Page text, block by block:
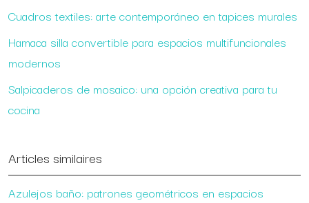
Cuadros textiles: arte contemporáneo en tapices murales
Hamaca silla convertible para espacios multifuncionales
modernos
Salpicaderos de mosaico: una opción creativa para tu
cocina
Articles similaires
Azulejos baño: patrones geométricos en espacios